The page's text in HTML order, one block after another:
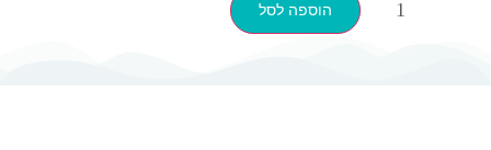
הוספה לסל